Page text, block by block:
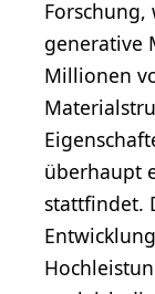
Forschung,
generative
Millionen
überhaupt
stattfindet.